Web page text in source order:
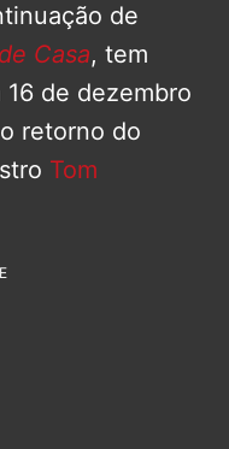
de
Casa, tem
de dezembro
retorno do
Tom